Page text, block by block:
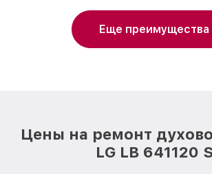
Еще преимущества
Цены на ремонт
LG LB 641120